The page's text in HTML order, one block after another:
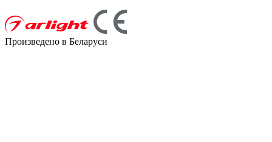
Произведено в Беларуси